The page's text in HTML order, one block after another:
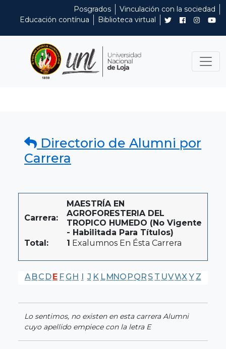
Posgrados
Vinculación con la sociedad
Educación contínua
Biblioteca virtual
Directorio de Alumni por
Carrera
Carrera:
MAESTRÍA EN
AGROFORESTERIA DEL
TROPICO HUMEDO (No Vigente
- Habilitada Para Títulos)
Total:
1 Exalumnos En Ésta Carrera
A BC DE F G H I J K LMNO PQR S T UVWX Y Z
Lo sentimos, no existen en esta carrera Alumni
cuyo apellido empiece con la letra E